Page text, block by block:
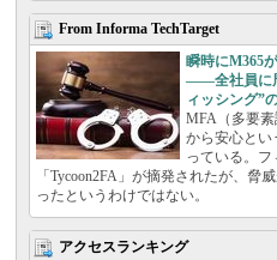
From Informa TechTarget
瞬時にM365
――全社員に
ィッシング”
MFA（多要
から安心とい
っている。フ
「Tycoon2FA」が摘発されたが、脅
ったというわけではない。
アクセスランキング